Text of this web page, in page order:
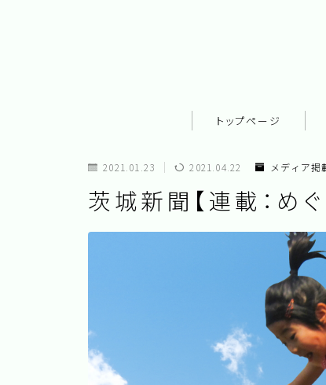
トップページ
2021.01.23 2021.04.22 メディア掲
茨城新聞【連載：め